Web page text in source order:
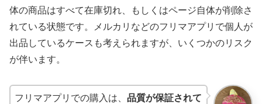
体の商品はすべて在庫切れ、もしくはページ自体が削除さ
れている状態です。メルカリなどのフリマアプリで個人が
出品しているケースも考えられますが、いくつかのリスク
が伴います。
フリマアプリでの購入は、 品質が保証されて